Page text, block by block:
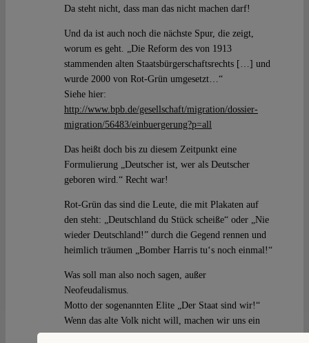
Da steht nicht, dass man das nicht machen darf!
Und da ist auch noch die nächste Spur, die zeigt,
worum es geht. „Die Reform des von 1913
stammenden alten Staatsbürgerschaftsrechts […] und
wurde 2000 von Rot-Grün umgesetzt…“
Siehe hier:
http://www.bpb.de/gesellschaft/migration/dossier-
migration/56483/einbuergerung?p=all
Das heißt doch bis zu diesem Zeitpunkt eine
Formulierung „Deutscher ist, wer als Deutscher
geboren wird.“ Recht war!
Rot-Grün das sind die Leute, die mit Plakaten auf
den steht: „Deutschland du Stück scheiße“ oder „Nie
wieder Deutschland!” durch die Gegend rennen und
heimlich träumen „Bomber Harris tu‘s noch einmal!“
Was soll man also noch sagen, außer
Neofeudalismus.
Motto der sogenannten Elite „Der Staat sind wir!“
Wenn das alte Volk nicht will, machen wir uns ein
neues.